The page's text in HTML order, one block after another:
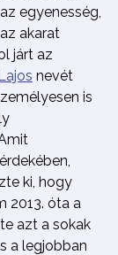
egyenesség,
akarat
járt az
nevét
is
ki, hogy
2013. óta a
azt a sokak
a legjobban